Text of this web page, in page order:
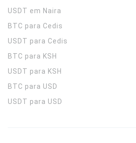
USDT em Naira
BTC para Cedis
USDT para Cedis
BTC para KSH
USDT para KSH
BTC para USD
USDT para USD